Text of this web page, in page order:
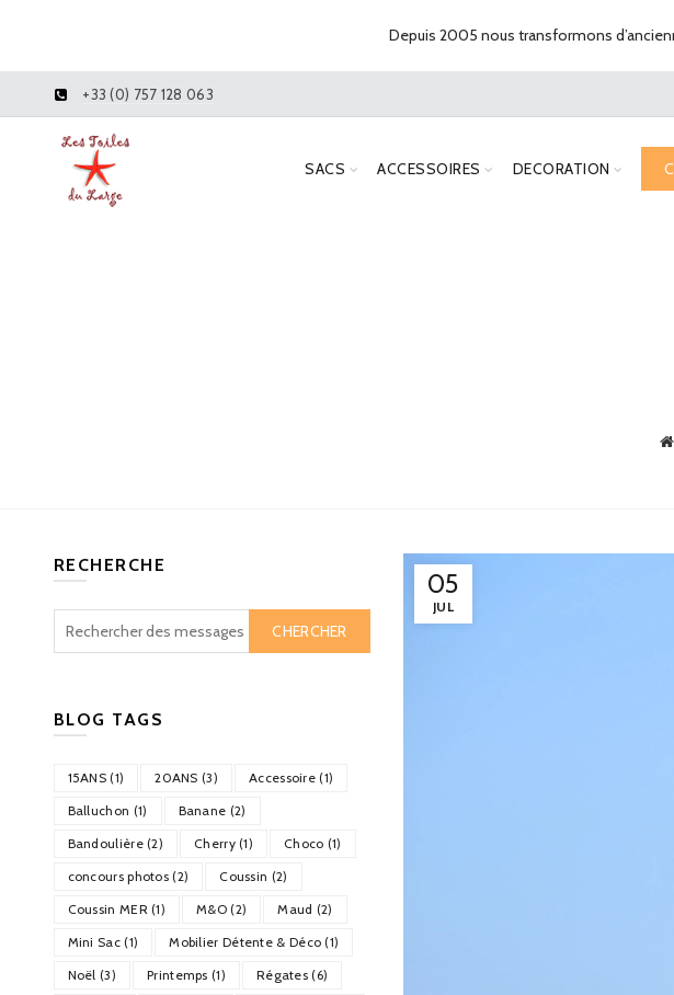
+33 (0) 757 128 063
SACS ACCESSOIRES DECORATION
05
JUL
RECHERCHE
CHERCHER
BLOG TAGS
15ANS (1) 20ANS (3)
Accessoire (1)
Balluchon (1)
Banane (2)
Bandoulière (2)
Cherry (1)
Choco (1)
concours photos (2)
Coussin (2)
Coussin MER (1)
M&O (2)
Maud (2)
Mini Sac (1)
Mobilier Détente & Déco (1)
Noël (3)
Printemps (1)
Régates (6)
Depuis 2005 nous transformons